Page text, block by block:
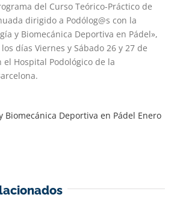
del Curso Teórico-Práctico de
dirigido a Podólog@s con la
y Biomecánica Deportiva en Pádel»,
días Viernes y Sábado 26 y 27 de
el Hospital Podológico de la
Biomecánica Deportiva en Pádel Enero